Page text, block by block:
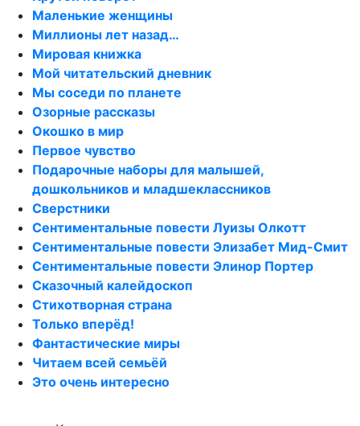
Маленькие женщины
Миллионы лет назад…
Мировая книжка
Мой читательский дневник
Мы соседи по планете
Озорные рассказы
Окошко в мир
Первое чувство
Подарочные наборы для малышей,
дошкольников и младшеклассников
Сверстники
Сентиментальные повести Луизы Олкотт
Сентиментальные повести Элизабет Мид-Смит
Сентиментальные повести Элинор Портер
Сказочный калейдоскоп
Стихотворная страна
Только вперёд!
Фантастические миры
Читаем всей семьёй
Это очень интересно